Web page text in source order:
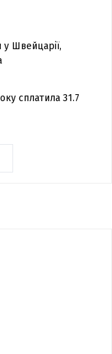
Швейцарії,
сплатила 31.7